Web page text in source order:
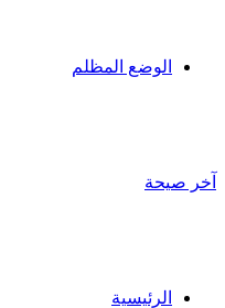
الوضع المظلم
آخر صيحة
الرئيسية